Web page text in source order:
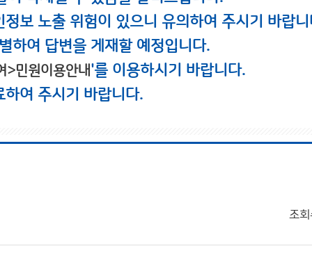
보 노출 위험이 있으니 유의하여 주시기 바랍니
하여 답변을 게재할 예정입니다.
>민원이용안내'를 이용하시기 바랍니다.
여 주시기 바랍니다.
조회